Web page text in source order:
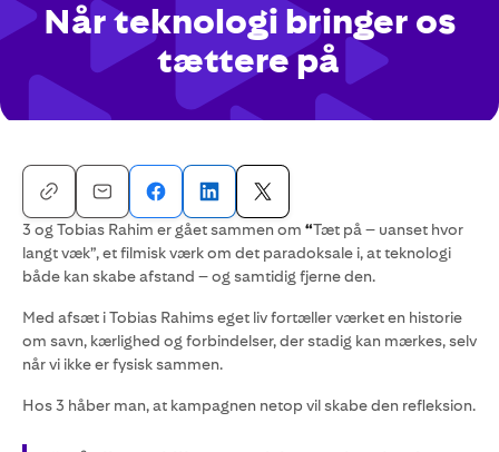
Når teknologi bringer os
tættere på
3 og Tobias Rahim er gået sammen om “Tæt på – uanset hvor
langt væk”, et filmisk værk om det paradoksale i, at teknologi
både kan skabe afstand – og samtidig fjerne den.
Med afsæt i Tobias Rahims eget liv fortæller værket en historie
om savn, kærlighed og forbindelser, der stadig kan mærkes, selv
når vi ikke er fysisk sammen.
Hos 3 håber man, at kampagnen netop vil skabe den refleksion.